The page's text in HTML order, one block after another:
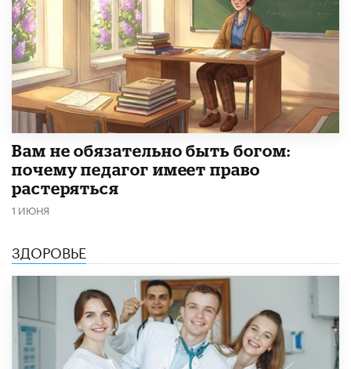
​Вам не обязательно быть богом:
почему педагог имеет право
растеряться
1 ИЮНЯ
ЗДОРОВЬЕ